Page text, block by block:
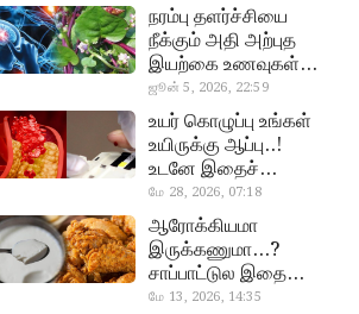
நரம்பு தளர்ச்சியை
நீக்கும் அதி அற்புத
இயற்கை உணவுகள்…
தவற விட்டுறாதீங்க!
ஜூன் 5, 2026, 22:59
உயர் கொழுப்பு உங்கள்
உயிருக்கு ஆப்பு..!
உடனே இதைச்
செய்யுங்க!
மே 28, 2026, 07:18
ஆரோக்கியமா
இருக்கணுமா…?
சாப்பாட்டுல இதை
எல்லாம்
மே 13, 2026, 14:35